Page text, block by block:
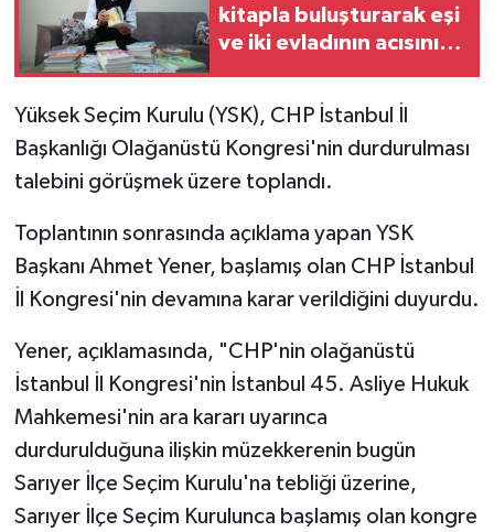
kitapla buluşturarak eşi
ve iki evladının acısını
Yüksek Seçim Kurulu (YSK), CHP İstanbul İl
Başkanlığı Olağanüstü Kongresi'nin durdurulması
talebini görüşmek üzere toplandı.
Toplantının sonrasında açıklama yapan YSK
Başkanı Ahmet Yener, başlamış olan CHP İstanbul
İl Kongresi'nin devamına karar verildiğini duyurdu.
Yener, açıklamasında, "CHP'nin olağanüstü
İstanbul İl Kongresi'nin İstanbul 45. Asliye Hukuk
Mahkemesi'nin ara kararı uyarınca
durdurulduğuna ilişkin müzekkerenin bugün
Sarıyer İlçe Seçim Kurulu'na tebliği üzerine,
Sarıyer İlçe Seçim Kurulunca başlamış olan kongre